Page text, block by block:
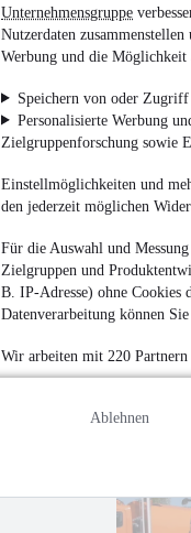
Unternehmensgruppe
Nutzerdaten
Werbung und die Möglichkeit
Speichern von oder
Personalisierte Werbung
Zielgruppenforschung sowie
Einstellmöglichkeiten und
den jederzeit möglichen
Für die Auswahl und
Zielgruppen und
B. IP-Adresse) ohne Cookies
Datenverarbeitung können
Wir arbeiten mit 220 Partnern
Ablehnen